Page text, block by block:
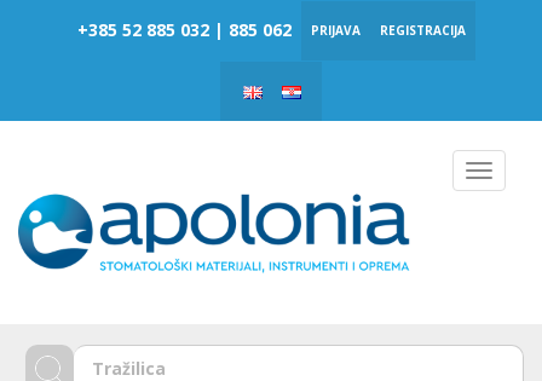
‎‎+385 52 885 032 | 885 062 PRIJAVA REGISTRACIJA
Toggle